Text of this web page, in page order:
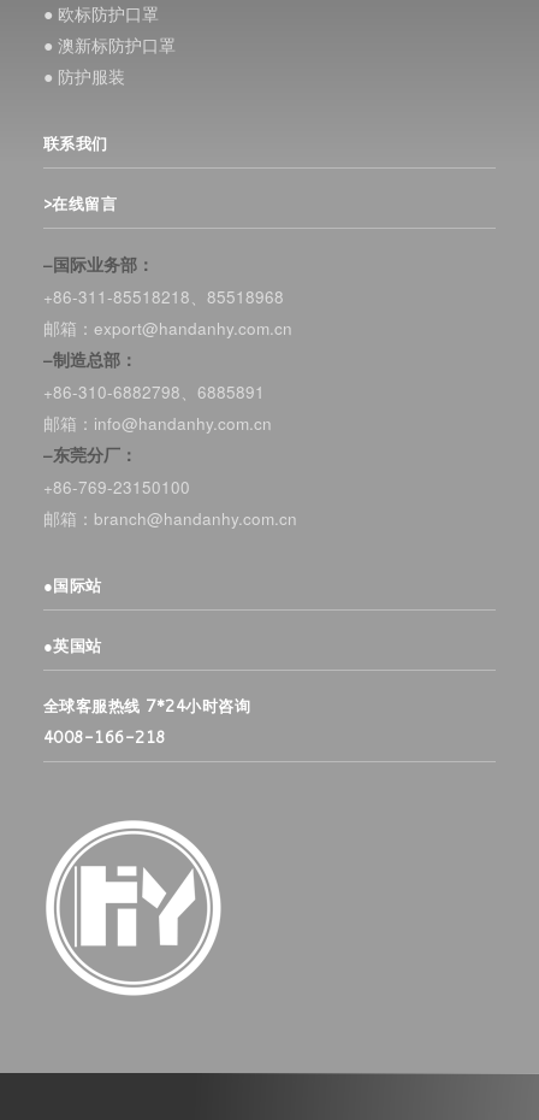
● 欧标防护口罩
● 澳新标防护口罩
● 防护服装
联系我们
>在线留言
–国际业务部：
+86-311-85518218、85518968
邮箱：export@handanhy.com.cn
–制造总部：
+86-310-6882798、6885891
邮箱：info@handanhy.com.cn
–东莞分厂：
+86-769-23150100
邮箱：branch@handanhy.com.cn
●国际站
●英国站
全球客服热线 7*24小时咨询
4008-166-218